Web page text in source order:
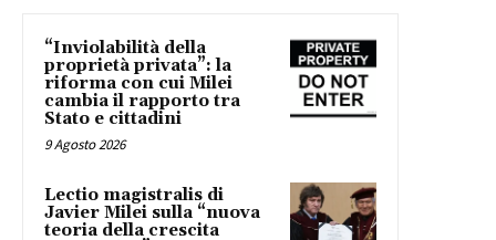
“Inviolabilità della
proprietà privata”: la
riforma con cui Milei
cambia il rapporto tra
Stato e cittadini
9 Agosto 2026
Lectio magistralis di
Javier Milei sulla “nuova
teoria della crescita